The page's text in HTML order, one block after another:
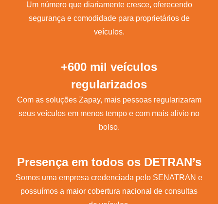
Um número que diariamente cresce, oferecendo
segurança e comodidade para proprietários de
veículos.
+600 mil veículos
regularizados
Com as soluções Zapay, mais pessoas regularizaram
seus veículos em menos tempo e com mais alívio no
bolso.
Presença em todos os DETRAN’s
Somos uma empresa credenciada pelo SENATRAN e
possuímos a maior cobertura nacional de consultas